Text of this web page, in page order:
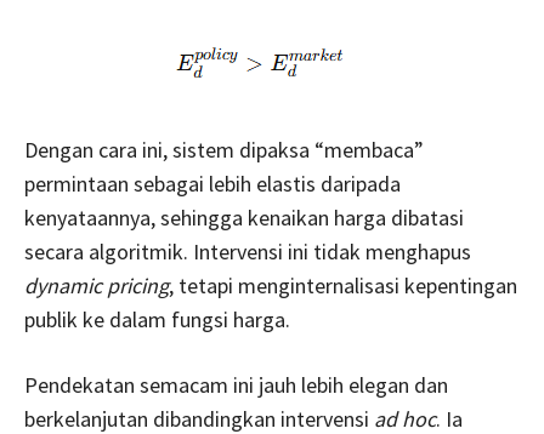
Dengan cara ini, sistem dipaksa “membaca”
permintaan sebagai lebih elastis daripada
kenyataannya, sehingga kenaikan harga dibatasi
secara algoritmik. Intervensi ini tidak menghapus
dynamic pricing, tetapi menginternalisasi kepentingan
publik ke dalam fungsi harga.
Pendekatan semacam ini jauh lebih elegan dan
berkelanjutan dibandingkan intervensi ad hoc. Ia